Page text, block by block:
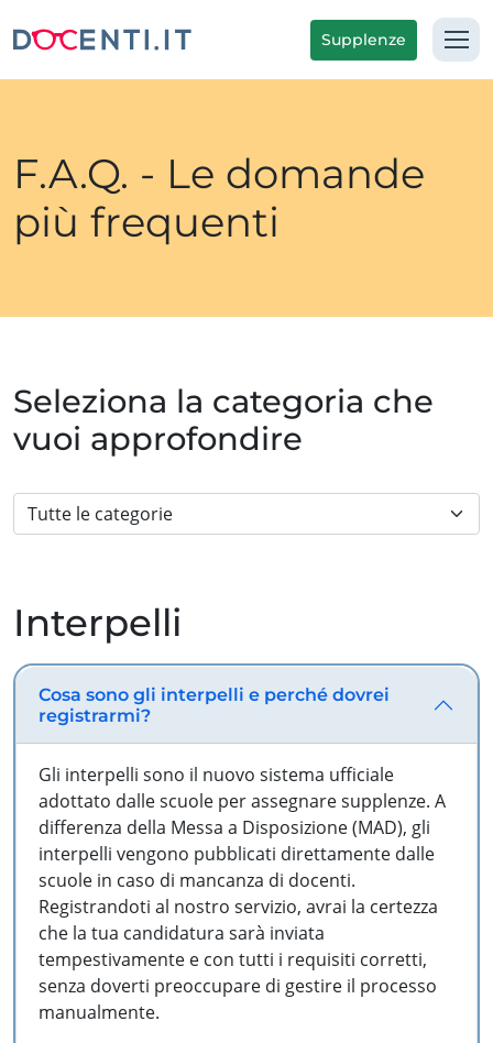
Supplenze
F.A.Q. - Le domande
più frequenti
Seleziona la categoria che
vuoi approfondire
Interpelli
Cosa sono gli interpelli e perché dovrei
registrarmi?
Gli interpelli sono il nuovo sistema ufficiale
adottato dalle scuole per assegnare supplenze. A
differenza della Messa a Disposizione (MAD), gli
interpelli vengono pubblicati direttamente dalle
scuole in caso di mancanza di docenti.
Registrandoti al nostro servizio, avrai la certezza
che la tua candidatura sarà inviata
tempestivamente e con tutti i requisiti corretti,
senza doverti preoccupare di gestire il processo
manualmente.